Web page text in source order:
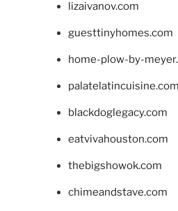
lizaivanov.com
guesttinyhomes.com
home-plow-by-
palatelatincuisine.com
blackdoglegacy.com
eatvivahouston.com
thebigshowok.com
chimeandstave.com